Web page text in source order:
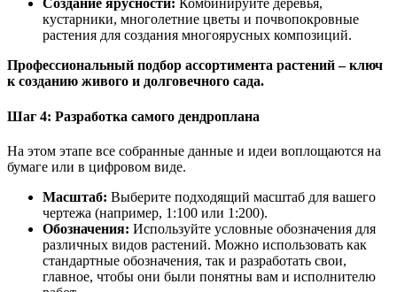
Создание ярусности: Комбинируйте деревья,
кустарники, многолетние цветы и почвопокровные
растения для создания многоярусных композиций.
Профессиональный подбор ассортимента растений – ключ
к созданию живого и долговечного сада.
Шаг 4: Разработка самого дендроплана
На этом этапе все собранные данные и идеи воплощаются на
бумаге или в цифровом виде.
Масштаб: Выберите подходящий масштаб для вашего
чертежа (например, 1:100 или 1:200).
Обозначения: Используйте условные обозначения для
различных видов растений. Можно использовать как
стандартные обозначения, так и разработать свои,
главное, чтобы они были понятны вам и исполнителю